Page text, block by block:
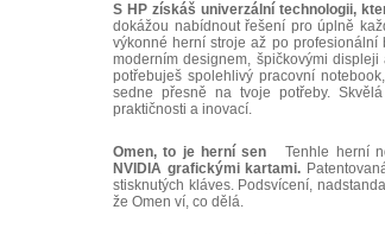
S HP získáš univerzální technologii,
dokážou nabídnout řešení pro úplně
výkonné herní stroje až po
moderním designem, špičkovými
potřebuješ spolehlivý pracovní
sedne přesně na tvoje potřeby.
praktičnosti a inovací.
Omen, to je herní sen Tenhle herní
NVIDIA grafickými kartami.
stisknutých kláves. Podsvícení,
že Omen ví, co dělá.